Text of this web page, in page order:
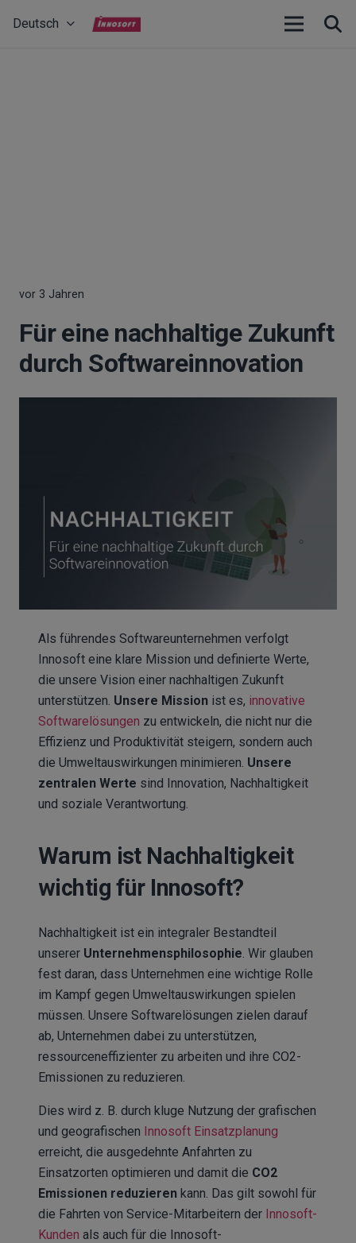
Deutsch
vor 3 Jahren
Für eine nachhaltige Zukunft
durch Softwareinnovation
Als führendes Softwareunternehmen verfolgt
Innosoft eine klare Mission und definierte Werte,
die unsere Vision einer nachhaltigen Zukunft
unterstützen. Unsere Mission ist es, innovative
Softwarelösungen zu entwickeln, die nicht nur die
Effizienz und Produktivität steigern, sondern auch
die Umweltauswirkungen minimieren. Unsere
zentralen Werte sind Innovation, Nachhaltigkeit
und soziale Verantwortung.
Warum ist Nachhaltigkeit
wichtig für Innosoft?
Nachhaltigkeit ist ein integraler Bestandteil
unserer Unternehmensphilosophie . Wir glauben
fest daran, dass Unternehmen eine wichtige Rolle
im Kampf gegen Umweltauswirkungen spielen
müssen. Unsere Softwarelösungen zielen darauf
ab, Unternehmen dabei zu unterstützen,
ressourceneffizienter zu arbeiten und ihre CO2-
Emissionen zu reduzieren.
Dies wird z. B. durch kluge Nutzung der grafischen
und geografischen Innosoft Einsatzplanung
erreicht, die ausgedehnte Anfahrten zu
Einsatzorten optimieren und damit die CO2
Emissionen reduzieren kann. Das gilt sowohl für
die Fahrten von Service-Mitarbeitern der Innosoft-
Kunden als auch für die Innosoft-